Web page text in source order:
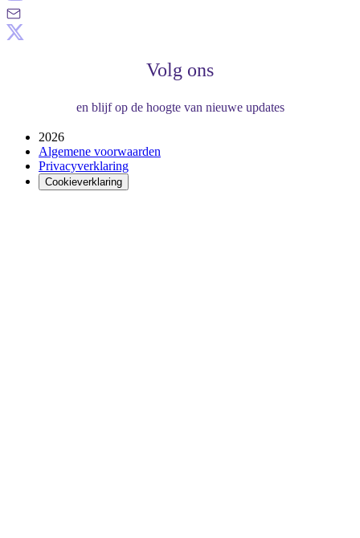
Volg ons
en blijf op de hoogte van nieuwe updates
2026
Algemene voorwaarden
Privacyverklaring
Cookieverklaring